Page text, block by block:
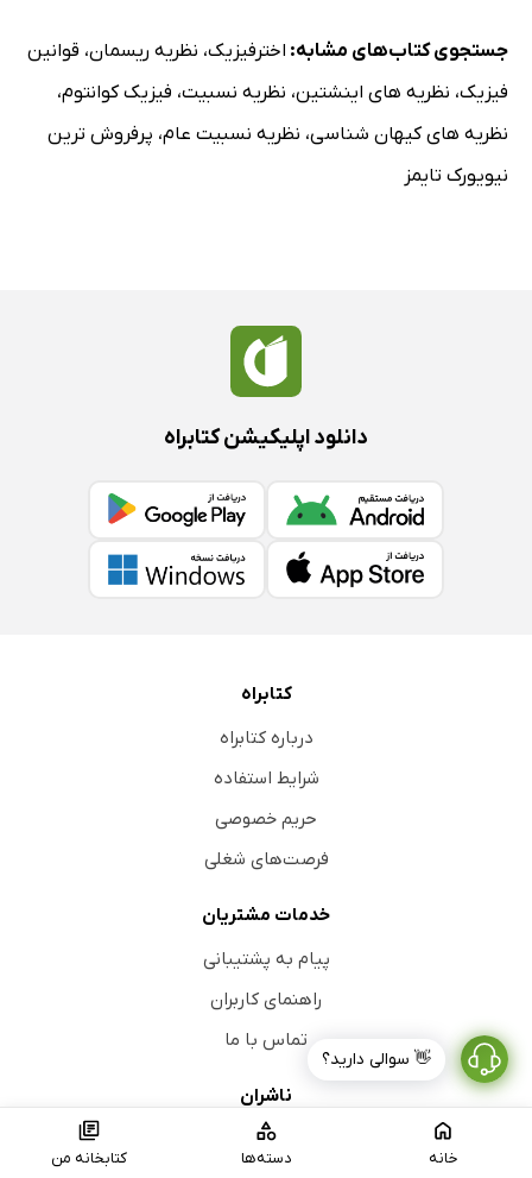
خانه دسته‌ها کتابخانه من
جستجوی کتاب‌های مشابه: اخترفیزیک، نظریه ریسمان، قوانین
فیزیک، نظریه های اینشتین، نظریه نسبیت، فیزیک کوانتوم،
نظریه های کیهان شناسی، نظریه نسبیت عام، پرفروش ترین
نیویورک تایمز
👋 سوالی دارید؟
دانلود اپلیکیشن کتابراه
کتابراه
درباره کتابراه
شرایط استفاده
حریم خصوصی
فرصت‌های شغلی
خدمات مشتریان
پیام به پشتیبانی
راهنمای کاربران
تماس با ما
ناشران
عضویت ناشران